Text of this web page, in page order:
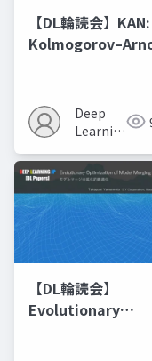
【DL輪読会】KAN:
Deep
Learning
【DL輪読会】
Evolutionary